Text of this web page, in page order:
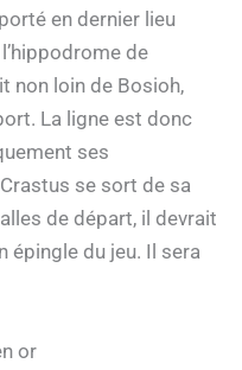
en dernier lieu
de
non loin de Bosioh,
La ligne est donc
ses
se sort de sa
de départ, il devrait
épingle du jeu. Il sera
or